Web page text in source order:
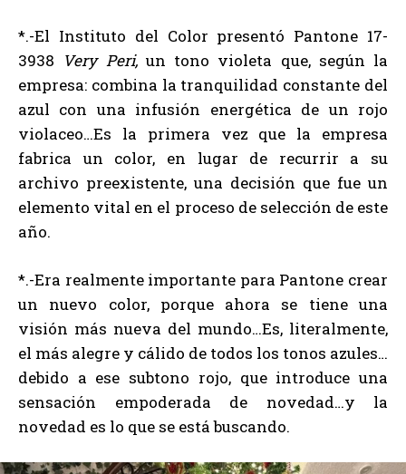
*.-El Instituto del Color presentó Pantone 17-
3938 Very Peri,un tono violeta que, según la
empresa: combina la tranquilidad constante del
azul con una infusión energética de un rojo
violaceo…Es la primera vez que la empresa
fabrica un color, en lugar de recurrir a su
archivo preexistente, una decisión que fue un
elemento vital en el proceso de selección de este
año.
*.-Era realmente importante para Pantone crear
un nuevo color, porque ahora se tiene una
visión más nueva del mundo…Es, literalmente,
el más alegre y cálido de todos los tonos azules…
debido a ese subtono rojo, que introduce una
sensación empoderada de novedad…y la
novedad es lo que se está buscando.